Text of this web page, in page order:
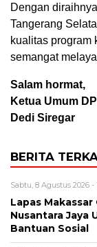
Dengan
Tangerang
kualitas program
semangat
Salam hormat,
Ketua Umum
Dedi Siregar
BERITA
Sabtu, 8 Agustus 2026 -
Lapas
Nusantara Jaya
Bantuan Sosial